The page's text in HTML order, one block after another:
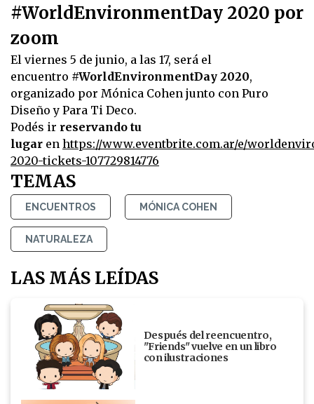
#WorldEnvironmentDay 2020 por
zoom
El viernes 5 de junio, a las 17, será el
encuentro #WorldEnvironmentDay 2020,
organizado por Mónica Cohen junto con Puro
Diseño y Para Ti Deco.
Podés ir reservando tu
lugar en https://www.eventbrite.com.ar/e/
2020-tickets-107729814776
TEMAS
ENCUENTROS MÓNICA COHEN
NATURALEZA
LAS MÁS LEÍDAS
Después del reencuentro,
"Friends" vuelve en un libro
con ilustraciones